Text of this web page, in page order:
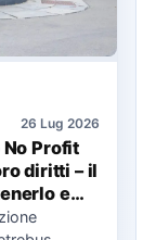
26 Lug 2026
Profit
diritti – il
e